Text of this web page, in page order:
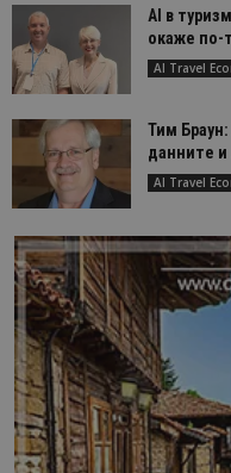
AI в
окаже по-
AI Travel
Тим
данните
AI Travel